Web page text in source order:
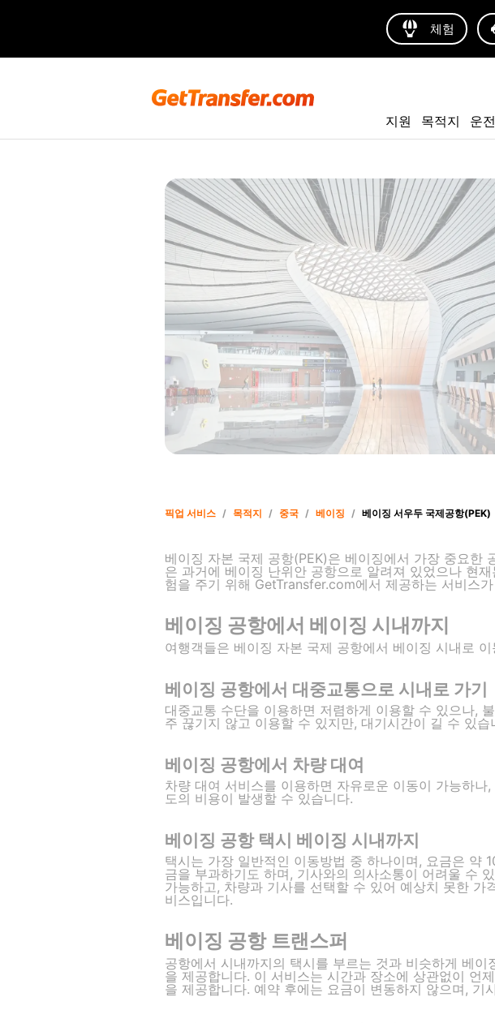
체험
지원 목적지 운
픽업 서비스 / 목적지 / 중국 / 베이징 / 베이징 서우두 국제공항(PEK)
베이징 자본 국제 공항(PEK)은 베이징에서 가장 중요한
은 과거에 베이징 난위안 공항으로 알려져 있었으나 현
험을 주기 위해 GetTransfer.com에서 제공하는 서비스
베이징 공항에서 베이징 시내까지
여행객들은 베이징 자본 국제 공항에서 베이징 시내로
베이징 공항에서 대중교통으로 시내로 가기
대중교통 수단을 이용하면 저렴하게 이용할 수 있으나,
주 끊기지 않고 이용할 수 있지만, 대기시간이 길 수 있습
베이징 공항에서 차량 대여
차량 대여 서비스를 이용하면 자유로운 이동이 가능하
도의 비용이 발생할 수 있습니다.
베이징 공항 택시 베이징 시내까지
택시는 가장 일반적인 이동방법 중 하나이며, 요금은 약
금을 부과하기도 하며, 기사와의 의사소통이 어려울 수
가능하고, 차량과 기사를 선택할 수 있어 예상치 못한
비스입니다.
베이징 공항 트랜스퍼
공항에서 시내까지의 택시를 부르는 것과 비슷하게 베
을 제공합니다. 이 서비스는 시간과 장소에 상관없이 언
을 제공합니다. 예약 후에는 요금이 변동하지 않으며,